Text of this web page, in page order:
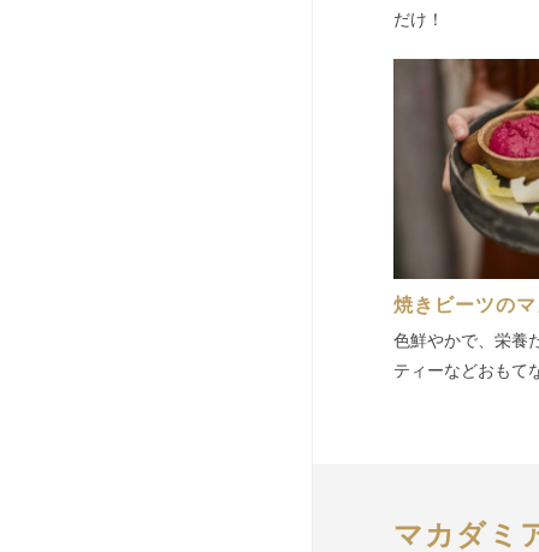
だけ！
焼きビーツの
色鮮やかで、栄養
ティーなどおもて
マカダミ